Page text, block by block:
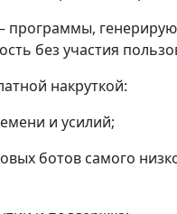
программы,
без участия
накруткой:
и усилий;
ботов самого